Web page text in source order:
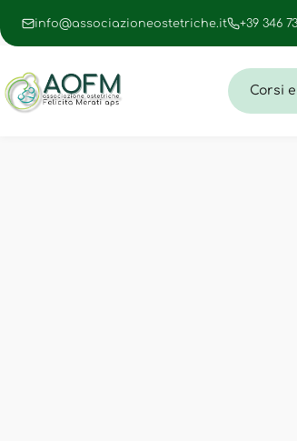
info@associazioneostetriche.it +39 346
Corsi